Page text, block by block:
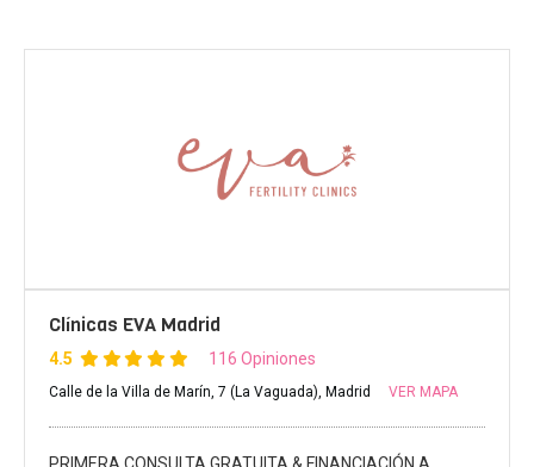
Clínicas EVA Madrid
4.5 116 Opiniones
Calle de la Villa de Marín, 7 (La Vaguada), Madrid VER MAPA